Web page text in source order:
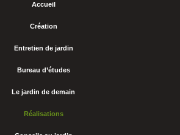
Accueil
Création
Entretien de jardin
Bureau d’études
Le jardin de demain
Réalisations